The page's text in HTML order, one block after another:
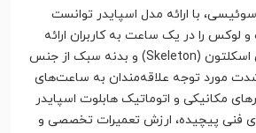
با ارائه مدل اسپایدر توانست
لوکس را در یک ساعت به کاربران ارائه
دهد. این مدل با طراحی اسکلتون (Skeleton) و بدنه سبک از جنس
شدت مورد توجه علاقه‌مندان به ساعت‌های
مکانیکی و اتوماتیک هابلوت اسپایدر
فنی پیچیده، ارزش تعمیرات تخصصی و